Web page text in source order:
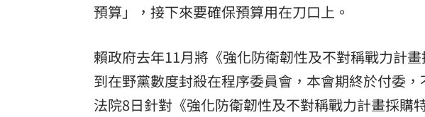
預算」，接下來要確保預算用在刀口上。
賴政府去年11月將《強化防衛韌性及不對稱戰力計
到在野黨數度封殺在程序委員會，本會期終於付委
法院8日針對《強化防衛韌性及不對稱戰力計畫採購